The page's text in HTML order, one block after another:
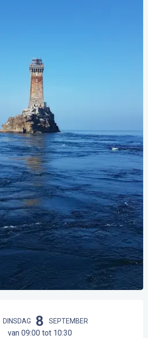
DINSDAG 8 SEPTEMBER
van 09:00 tot 10:30